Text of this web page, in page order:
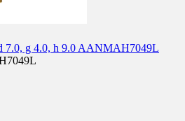
7.0, g 4.0, h 9.0 AANMAH7049L